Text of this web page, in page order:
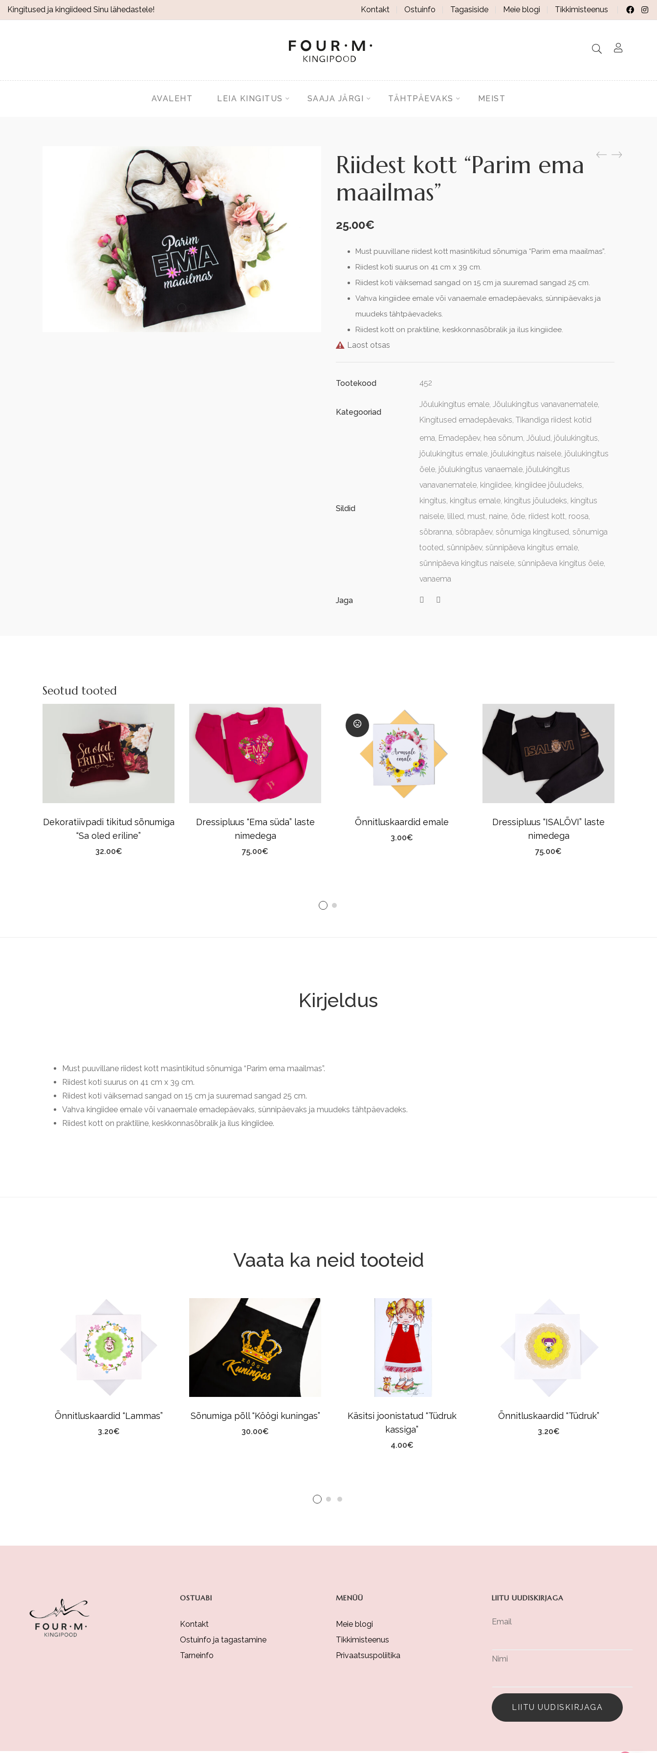
Kingitused ja kingiideed Sinu lähedastele! Kontakt Ostuinfo Tagasiside Meie blogi Tikkimisteenus
AVALEHT LEIA KINGITUS SAAJA JÄRGI TÄHTPÄEVAKS MEIST
Riidest kott “Parim ema
maailmas”
25.00€
Must puuvillane riidest kott masintikitud sõnumiga “Parim ema maailmas”.
Riidest koti suurus on 41 cm x 39 cm.
Riidest koti väiksemad sangad on 15 cm ja suuremad sangad 25 cm.
Vahva kingiidee emale või vanaemale emadepäevaks, sünnipäevaks ja
muudeks tähtpäevadeks.
Riidest kott on praktiline, keskkonnasõbralik ja ilus kingiidee.
Laost otsas
Tootekood 452
Kategooriad
Jõulukingitus emale, Jõulukingitus vanavanematele,
Kingitused emadepäevaks, Tikandiga riidest kotid
Sildid
ema, Emadepäev, hea sõnum, Jõulud, jõulukingitus,
jõulukingitus emale, jõulukingitus naisele, jõulukingitus
õele, jõulukingitus vanaemale, jõulukingitus
vanavanematele, kingiidee, kingiidee jõuludeks,
kingitus, kingitus emale, kingitus jõuludeks, kingitus
naisele, lilled, must, naine, õde, riidest kott, roosa,
sõbranna, sõbrapäev, sõnumiga kingitused, sõnumiga
tooted, sünnipäev, sünnipäeva kingitus emale,
sünnipäeva kingitus naisele, sünnipäeva kingitus õele,
vanaema
Jaga
Seotud tooted
Dekoratiivpadi tikitud sõnumiga
“Sa oled eriline”
32.00€
Dressipluus “Ema süda” laste
nimedega
75.00€
Õnnitluskaardid emale
3.00€
Dressipluus “ISALÕVI” laste
nimedega
75.00€
Kirjeldus
Must puuvillane riidest kott masintikitud sõnumiga “Parim ema maailmas”.
Riidest koti suurus on 41 cm x 39 cm.
Riidest koti väiksemad sangad on 15 cm ja suuremad sangad 25 cm.
Vahva kingiidee emale või vanaemale emadepäevaks, sünnipäevaks ja muudeks tähtpäevadeks.
Riidest kott on praktiline, keskkonnasõbralik ja ilus kingiidee.
Vaata ka neid tooteid
Õnnitluskaardid “Lammas”
3.20€
Sõnumiga põll “Köögi kuningas”
30.00€
Käsitsi joonistatud “Tüdruk
kassiga”
4.00€
Õnnitluskaardid “Tüdruk”
3.20€
OSTUABI
Kontakt
Ostuinfo ja tagastamine
Tarneinfo
MENÜÜ
Meie blogi
Tikkimisteenus
Privaatsuspoliitika
LIITU UUDISKIRJAGA
Email
Nimi
LIITU UUDISKIRJAGA